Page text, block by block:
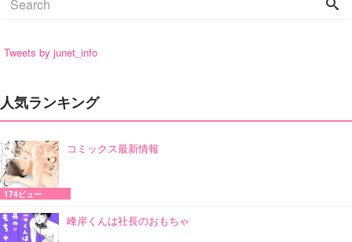
Tweets by junet_info
人気ランキング
コミックス最新情報
174ビュー
峰岸くんは社長のおもちゃ